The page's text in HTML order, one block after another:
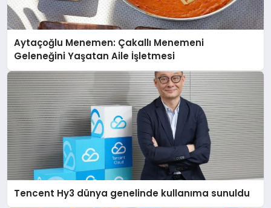
Aytaçoğlu Menemen: Çakallı Menemeni
Geleneğini Yaşatan Aile İşletmesi
Tencent Hy3 dünya genelinde kullanıma sunuldu